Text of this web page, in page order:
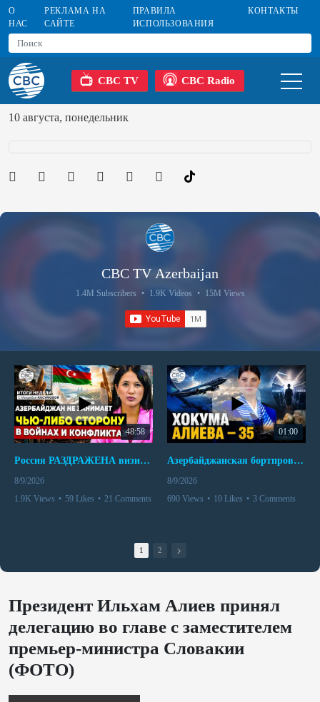
О
НАС
РЕКЛАМА НА
САЙТЕ
ПРАВИЛА
ИСПОЛЬЗОВАНИЯ
КОНТАКТЫ
CBC TV CBC Radio
10 августа, понедельник
CBC TV Azerbaijan
1.4M Subscribers • 1.9K Videos • 15M Views
48:58
Россия РАЗДРАЖЕНА визитом азербайджанского министра в Украину | Пашинян ВЗБУНТОВАЛСЯ в Кыргызстане
8/9/2026
1.9K Views • 59 Likes • 21 Comments
01:00
Азербайджанская бортпроводница погибла при крушении самолета Embraer E190
8/9/2026
690 Views • 10 Likes • 3 Comments
1 2
Президент Ильхам Алиев принял
делегацию во главе с заместителем
премьер-министра Словакии
(ФОТО)